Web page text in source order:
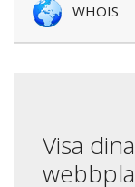
WHOIS
Visa